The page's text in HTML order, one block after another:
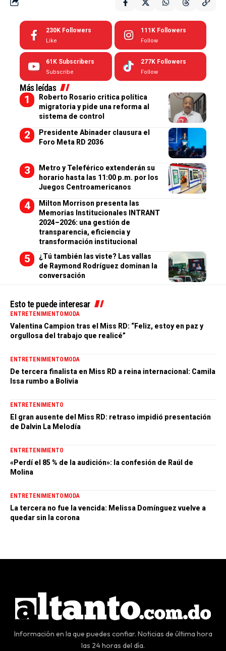
230K Followers
Like
111K Followers
Follow
61K Subscribers
Subscribe
277K Followers
Follow
Más leídas
Roberto Rosario critica política
migratoria y pide una reforma al
sistema de control
Presidente Abinader clausura el
Foro Meta RD 2036
Metro y Teleférico extenderán su
horario hasta las 11:00 p.m. por los
Juegos Centroamericanos
Milton Morrison presenta las
Memorias Institucionales INTRANT
2024–2026: una gestión de
transparencia, eficiencia y
transformación institucional
¿Tú también las viste? Las vallas
de Raymond Rodríguez dominan la
conversación
Esto te puede interesar
ENTRETENIMIENTOMODA
Valentina Campion tras el Miss RD: “Feliz, estoy en paz y
orgullosa del trabajo que realicé”
ENTRETENIMIENTOMODA
De tercera finalista en Miss RD a reina internacional: Camila
Issa rumbo a Bolivia
ENTRETENIMIENTO
El gran ausente del Miss RD: retraso impidió presentación
de Dalvin La Melodía
ENTRETENIMIENTO
«Perdí el 85 % de la audición»: la confesión de Raúl de
Molina
ENTRETENIMIENTOMODA
La tercera no fue la vencida: Melissa Domínguez vuelve a
quedar sin la corona
Información en la que puedes confiar. Noticias de última hora
las 24 horas del día.